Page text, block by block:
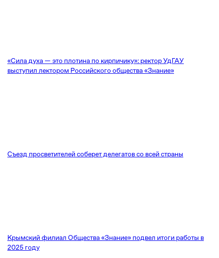
«Сила духа — это плотина по кирпичику»: ректор УдГАУ
выступил лектором Российского общества «Знание»
Съезд просветителей соберет делегатов со всей страны
Крымский филиал Общества «Знание» подвел итоги работы в
2025 году